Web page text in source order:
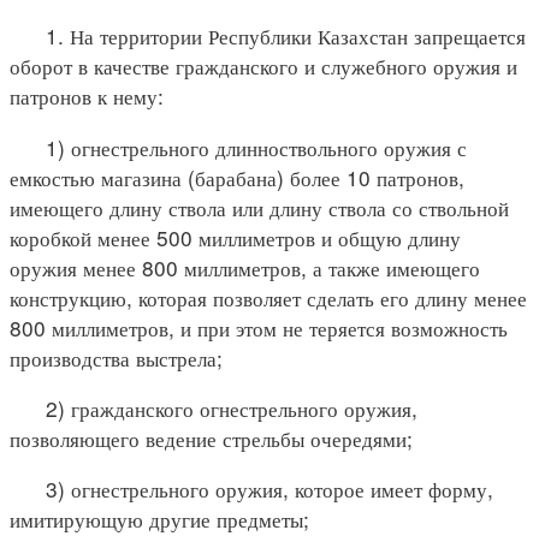
1. На территории Республики Казахстан запрещается
оборот в качестве гражданского и служебного оружия и
патронов к нему:
1) огнестрельного длинноствольного оружия с
емкостью магазина (барабана) более 10 патронов,
имеющего длину ствола или длину ствола со ствольной
коробкой менее 500 миллиметров и общую длину
оружия менее 800 миллиметров, а также имеющего
конструкцию, которая позволяет сделать его длину менее
800 миллиметров, и при этом не теряется возможность
производства выстрела;
2) гражданского огнестрельного оружия,
позволяющего ведение стрельбы очередями;
3) огнестрельного оружия, которое имеет форму,
имитирующую другие предметы;